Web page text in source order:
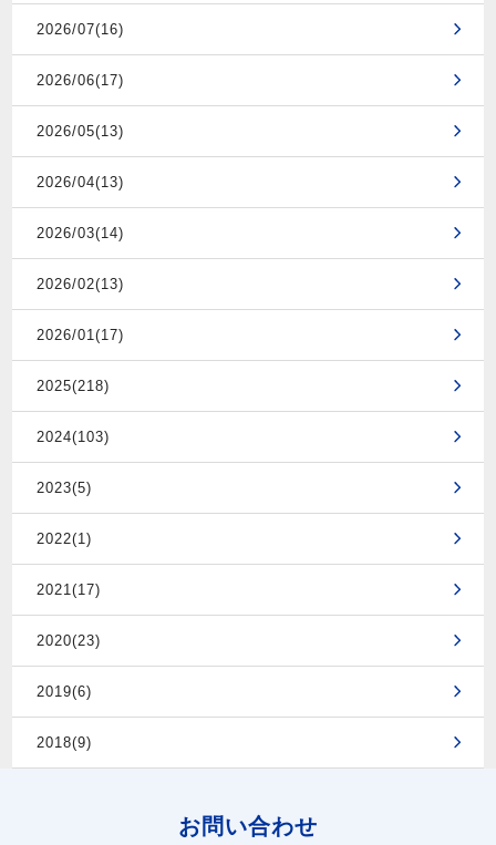
2026/07(16)
2026/06(17)
2026/05(13)
2026/04(13)
2026/03(14)
2026/02(13)
2026/01(17)
2025(218)
2024(103)
2023(5)
2022(1)
2021(17)
2020(23)
2019(6)
2018(9)
お問い合わせ